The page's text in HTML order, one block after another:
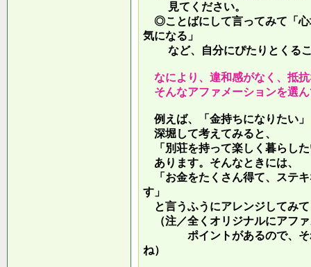
見てください。
◎ことばにして言ってみて「心
気になる」
など、自分にぴたりとくるこ
なにより、違和感がなく、抵
そんなアファメーションを選
例えば、「金持ちになりたい
深堀して考えてみると、
「別荘を持って楽しく暮らし
あります。そんなときには、
「お金をたくさん得て、ステ
す」
と言うふうにアレンジしてみ
（注／全くオリジナルにアフ
ポイントがあるので、それ
ね）